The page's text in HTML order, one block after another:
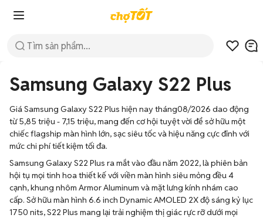
Samsung Galaxy S22 Plus
Giá Samsung Galaxy S22 Plus hiện nay tháng08/2026 dao động
từ 5,85 triệu - 7,15 triệu, mang đến cơ hội tuyệt vời để sở hữu một
chiếc flagship màn hình lớn, sạc siêu tốc và hiệu năng cực đỉnh với
mức chi phí tiết kiệm tối đa.
Samsung Galaxy S22 Plus ra mắt vào đầu năm 2022, là phiên bản
hội tụ mọi tinh hoa thiết kế với viền màn hình siêu mỏng đều 4
cạnh, khung nhôm Armor Aluminum và mặt lưng kính nhám cao
cấp. Sở hữu màn hình 6.6 inch Dynamic AMOLED 2X độ sáng kỷ lục
1750 nits, S22 Plus mang lại trải nghiệm thị giác rực rỡ dưới mọi